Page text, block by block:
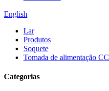
English
Lar
Produtos
Soquete
Tomada de alimentação CC
Categorias